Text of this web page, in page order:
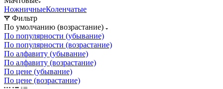
НожничныеКоленчатые
Фильтр
По умолчанию (возрастание)
По популярности (убывание)
По популярности (возрастание)
По алфавиту (убывание)
По алфавиту (возрастание)
По цене (убывание)
По цене (возрастание)